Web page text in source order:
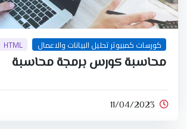
كورسات كمبيوتر تحليل البيانات والاعمال HTML
محاسبة كورس برمجة محاسبة
11/04/2023